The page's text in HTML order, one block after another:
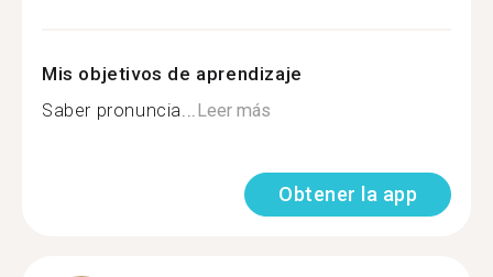
Mis objetivos de aprendizaje
Saber pronuncia... Leer más
Obtener la app